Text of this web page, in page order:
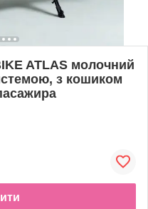
ATLAS молочний
з кошиком